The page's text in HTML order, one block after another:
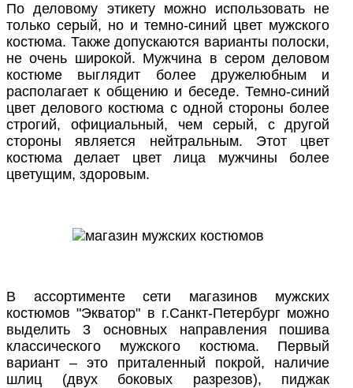
По деловому этикету можно использовать не
только серый, но и темно-синий цвет мужского
костюма. Также допускаются варианты полоски,
не очень широкой. Мужчина в сером деловом
костюме выглядит более дружелюбным и
располагает к общению и беседе. Темно-синий
цвет делового костюма с одной стороны более
строгий, официальный, чем серый, с другой
стороны является нейтральным. Этот цвет
костюма делает цвет лица мужчины более
цветущим, здоровым.
В ассортименте сети магазинов мужских
костюмов "Экватор" в г.Санкт-Петербург можно
выделить 3 основных направления пошива
классического мужского костюма. Первый
вариант – это приталенный покрой, наличие
шлиц (двух боковых разрезов), пиджак